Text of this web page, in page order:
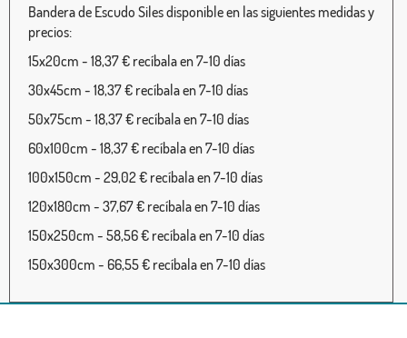
Bandera de Escudo Siles disponible en las siguientes medidas y
precios:
15x20cm - 18,37 € recíbala en 7-10 días
30x45cm - 18,37 € recíbala en 7-10 días
50x75cm - 18,37 € recíbala en 7-10 días
60x100cm - 18,37 € recíbala en 7-10 días
100x150cm - 29,02 € recíbala en 7-10 días
120x180cm - 37,67 € recíbala en 7-10 días
150x250cm - 58,56 € recíbala en 7-10 días
150x300cm - 66,55 € recíbala en 7-10 días